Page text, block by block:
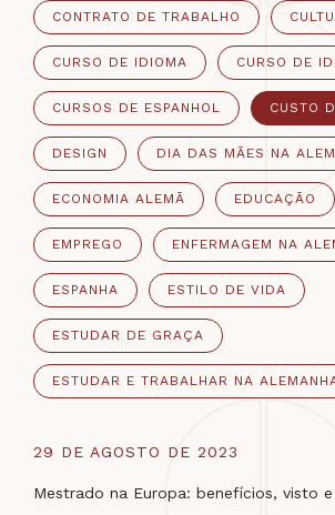
CONTRATO DE TRABALHO
CURSO DE IDIOMA CURSO DE
CURSOS DE ESPANHOL CUSTO
DESIGN DIA DAS MÃES NA
ECONOMIA ALEMÃ EDUCAÇÃO
EMPREGO ENFERMAGEM NA
ESPANHA ESTILO DE VIDA
ESTUDAR DE GRAÇA
ESTUDAR E TRABALHAR NA
29 DE AGOSTO DE 2023
Mestrado na Europa: benefícios, visto